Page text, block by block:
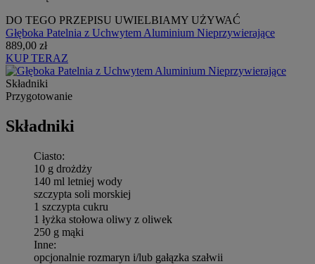
DO TEGO PRZEPISU UWIELBIAMY UŻYWAĆ
Głęboka Patelnia z Uchwytem Aluminium Nieprzywierające
889,00 zł
KUP TERAZ
Składniki
Przygotowanie
Składniki
Ciasto:
10 g drożdży
140 ml letniej wody
szczypta soli morskiej
1 szczypta cukru
1 łyżka stołowa oliwy z oliwek
250 g mąki
Inne:
opcjonalnie rozmaryn i/lub gałązka szałwii